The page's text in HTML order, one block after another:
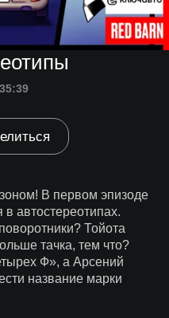
35:39
В первом эпизоде
автостереотипах.
Тойота
тачка, тем что?
Ф», а Арсений
название марки